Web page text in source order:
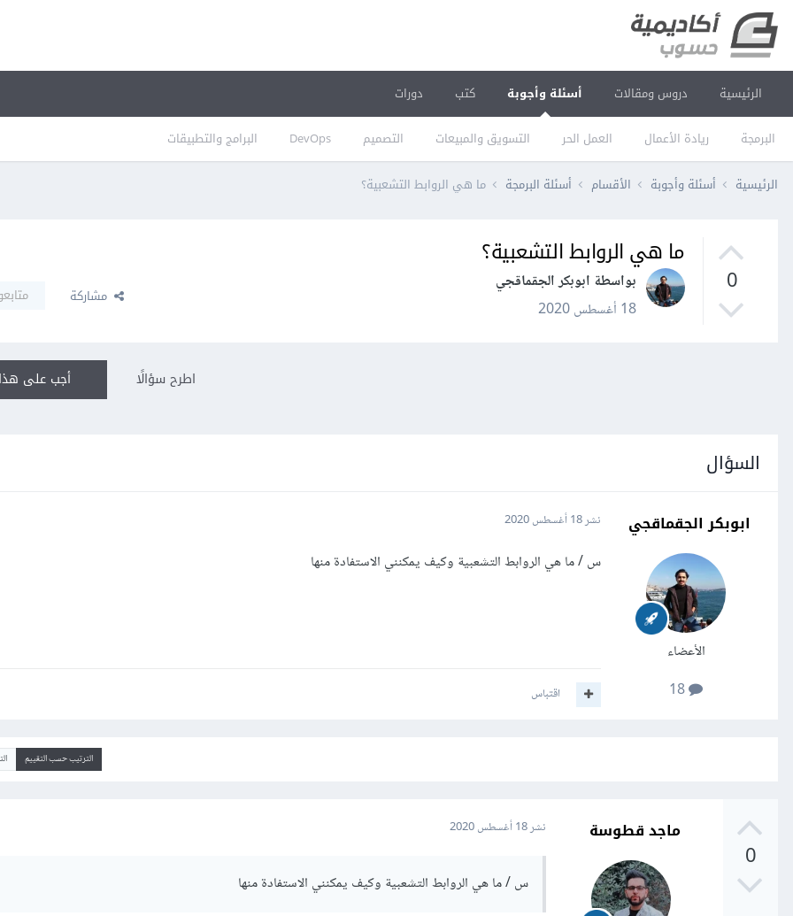
الرئيسية دروس ومقالات أسئلة وأجوبة
البرمجة ريادة الأعمال العمل الحر التسويق والمبيعات التصميم DevOps البرامج والتطبيقات
كتب دورات
الرئيسية أسئلة وأجوبة الأقسام أسئلة البرمجة ما هي الروابط التشعبية؟
0
ما هي الروابط التشعبية؟
بواسطة ابوبكر الجقماقجي
18 أغسطس 2020
مشاركة
أجب على اطرح سؤالًا
السؤال
ابوبكر الجقماقجي
الأعضاء
نشر18 أغسطس 2020
س / ما هي الروابط التشعبية وكيف يمكنني الاستفادة منها
اقتباس
الترتيب حسب التقييم
0
ماجد قطوسة نشر18 أغسطس 2020
س / ما هي الروابط التشعبية وكيف يمكنني الاستفادة منها